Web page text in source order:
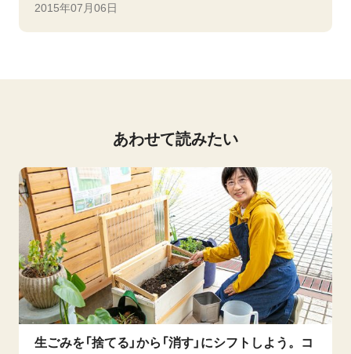
2015年07月06日
あわせて読みたい
生ごみを「捨てる」から「消す」にシフトしよう。コ